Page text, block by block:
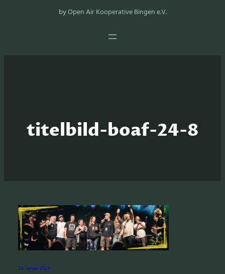
by Open Air Kooperative Bingen e.V.
titelbild-boaf-24-8
24. Januar 2024
S
e